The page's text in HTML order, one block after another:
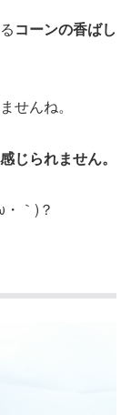
コーンの香ばし
せんね。
じられません。
｀)？